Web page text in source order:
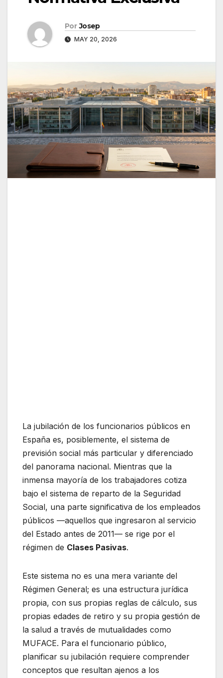
Por Josep
MAY 20, 2026
La jubilación de los funcionarios públicos en
España es, posiblemente, el sistema de
previsión social más particular y diferenciado
del panorama nacional. Mientras que la
inmensa mayoría de los trabajadores cotiza
bajo el sistema de reparto de la Seguridad
Social, una parte significativa de los empleados
públicos —aquellos que ingresaron al servicio
del Estado antes de 2011— se rige por el
régimen de Clases Pasivas.
Este sistema no es una mera variante del
Régimen General; es una estructura jurídica
propia, con sus propias reglas de cálculo, sus
propias edades de retiro y su propia gestión de
la salud a través de mutualidades como
MUFACE. Para el funcionario público,
planificar su jubilación requiere comprender
conceptos que resultan ajenos a los